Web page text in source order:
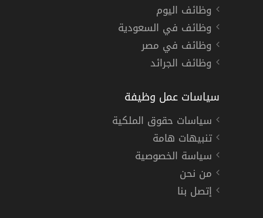
وظائف اليوم
وظائف في السعودية
وظائف في مصر
وظائف الجرائد
سياسات عمل وظيفة
سياسات حقوق الملكية
تنبيهات هامة
سياسة الخصوصية
من نحن
إتصل بنا